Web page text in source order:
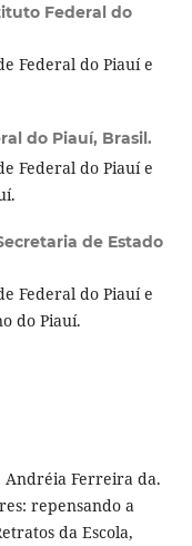
Federal do
Federal do Piauí e
do Piauí, Brasil.
Federal do Piauí e
de Estado
Federal do Piauí e
do Piauí.
Andréia Ferreira da.
repensando a
da Escola,